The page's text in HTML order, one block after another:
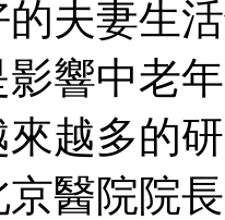
的夫妻生
影響中老
來越多的
醫院院